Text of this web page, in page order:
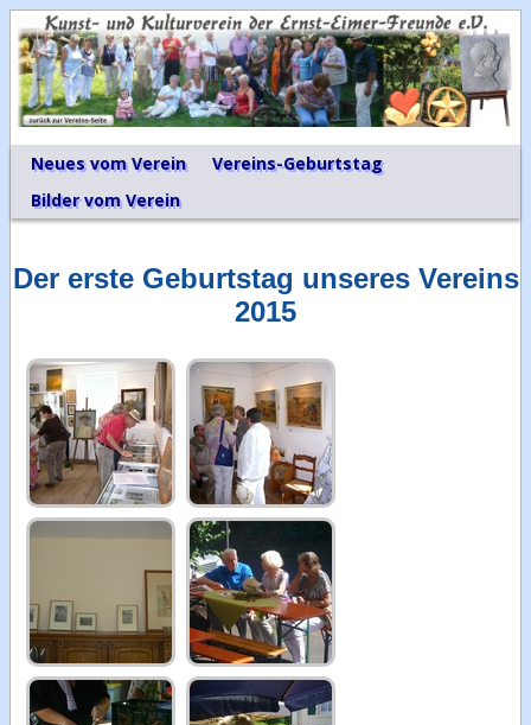
Neues vom Verein
Vereins-Geburtstag
Bilder vom Verein
Der erste Geburtstag unseres Vereins
2015